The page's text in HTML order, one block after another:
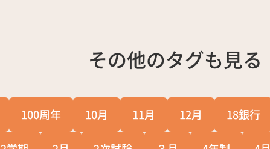
その他のタグも見る
100周年 10月 11月 12月 18銀行